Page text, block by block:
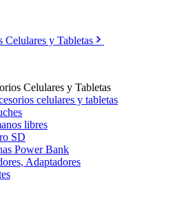
Celulares y Tabletas
Celulares y Tabletas
celulares y tabletas
libres
SD
Power Bank
Adaptadores